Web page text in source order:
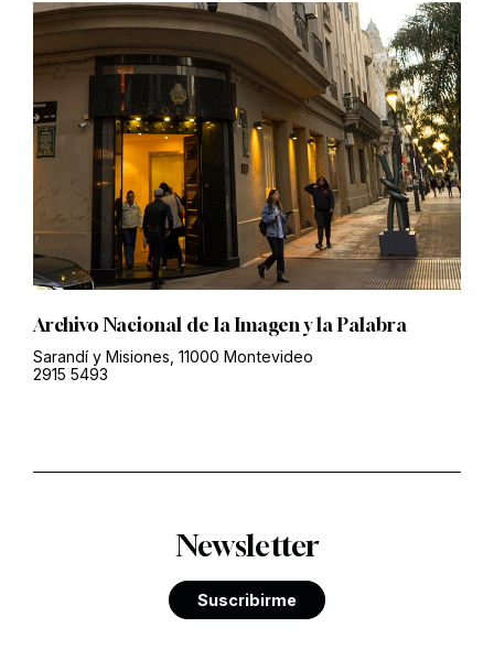
Archivo Nacional de la Imagen y la Palabra
Sarandí y Misiones, 11000 Montevideo
2915 5493
Newsletter
Suscribirme